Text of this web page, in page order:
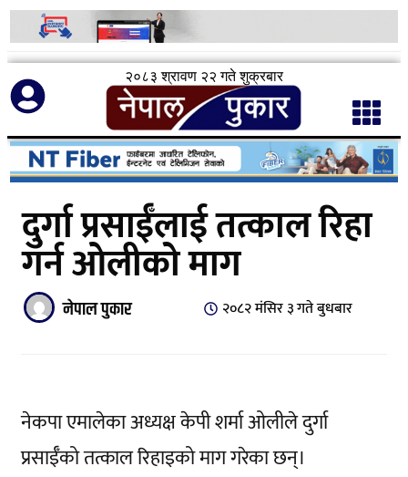
२०८३ श्रावण २२ गते शुक्रबार
दुर्गा प्रसाईँलाई तत्काल रिहा
गर्न ओलीको माग
नेपाल पुकार २०८२ मंसिर ३ गते बुधबार
नेकपा एमालेका अध्यक्ष केपी शर्मा ओलीले दुर्गा
प्रसाईँको तत्काल रिहाइको माग गरेका छन्।